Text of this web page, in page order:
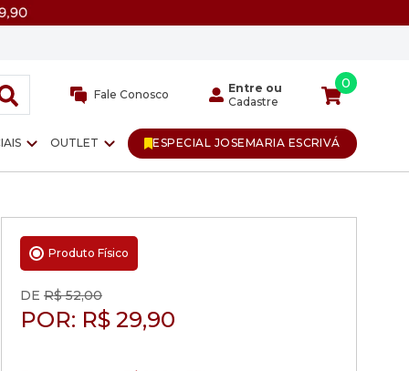
Fale Conosco
Entre ou
Cadastre
0
OUTLET ESPECIAL JOSEMARIA ESCRIVÁ
Produto Físico
DE R$ 52,00
POR: R$ 29,90